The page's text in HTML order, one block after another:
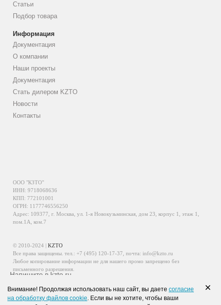
Статьи
Подбор товара
Информация
Документация
О компании
Наши проекты
Документация
Стать дилером KZTO
Новости
Контакты
ООО "КЗТО"
ИНН: 9718068636
КПП: 772101001
ОГРН: 1177746556250
Адрес: 109377, г. Москва, ул. 1-я Новокузьминская, дом 23, корпус 1, этаж 1,
пом.1А, ком.7
© 2010-2024 |KZTO
Все права защищены. тел.: +7 (495) 120-17-37 , почта: info@kzto.ru
Любое копирование информации не для нашего промо запрещено без
письменного разрешения.
Информация, размещенная на сайте, не является публичной офертой.
Политика обработки персональных данных
Политика конфиденциальности персональных данных
Напишите в kzto.ru
×
Внимание! Продолжая использовать наш сайт, вы даете согласие
на обработку файлов cookie. Если вы не хотите, чтобы ваши